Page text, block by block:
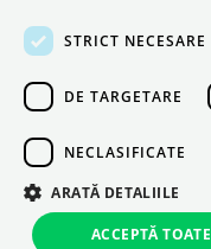
Despre Autonom
STRICT NECESARE
DE TARGETARE
NECLASIFICATE
ARATĂ DETALIILE
ACCEPTĂ TOATE